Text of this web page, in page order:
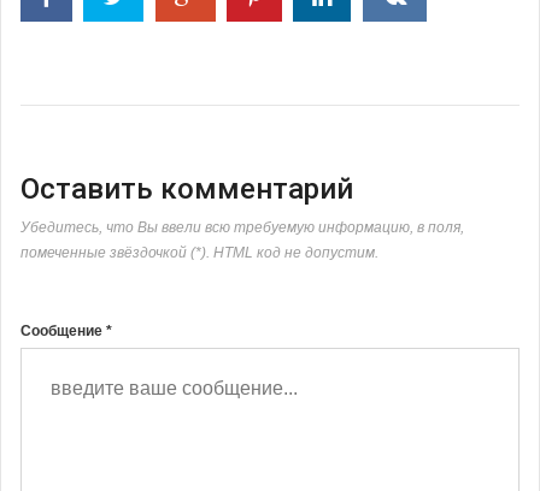
Оставить комментарий
Убедитесь, что Вы ввели всю требуемую информацию, в поля,
помеченные звёздочкой (*). HTML код не допустим.
Сообщение *